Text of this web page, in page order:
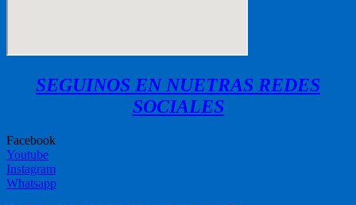
SEGUINOS EN NUETRAS REDES
SOCIALES
Facebook
Youtube
Instagram
Whatsapp